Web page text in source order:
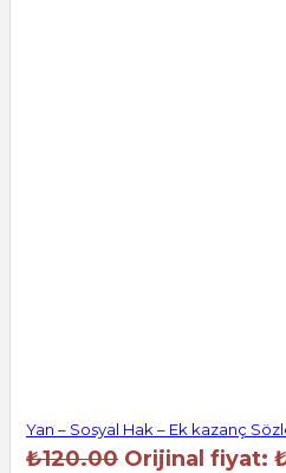
Yan – Sosyal Hak – Ek kazanç
₺120.00 Orijinal fiyat: